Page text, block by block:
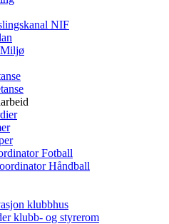
NIF
Fotball
Håndball
klubbhus
klubb- og styrerom